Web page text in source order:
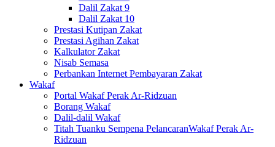
Dalil Zakat 9
Dalil Zakat 10
Prestasi Kutipan Zakat
Prestasi Agihan Zakat
Kalkulator Zakat
Nisab Semasa
Perbankan Internet Pembayaran Zakat
Wakaf
Portal Wakaf Perak Ar-Ridzuan
Borang Wakaf
Dalil-dalil Wakaf
Titah Tuanku Sempena PelancaranWakaf Perak Ar-
Ridzuan